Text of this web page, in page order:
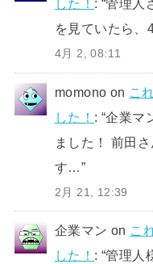
した！ : “管理人
を見ていたら
4月 2, 08:11
momono on こ
した！ : “企業マ
ました！ 前田
す…”
2月 21, 12:39
企業マン on こ
した！ : “管理人